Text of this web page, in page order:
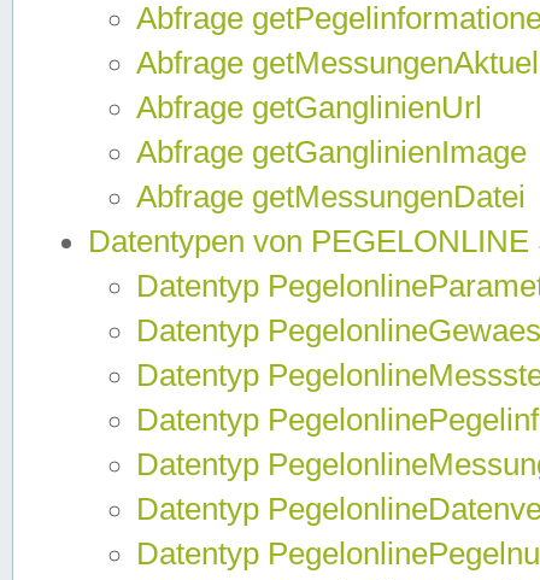
Abfrage
Abfrage
Abfrage getGanglinienUrl
Abfrage getGanglinienImage
Abfrage getMessungenDatei
Datentypen von
Datentyp
Datentyp
Datentyp
Datentyp
Datentyp
Datentyp
Datentyp